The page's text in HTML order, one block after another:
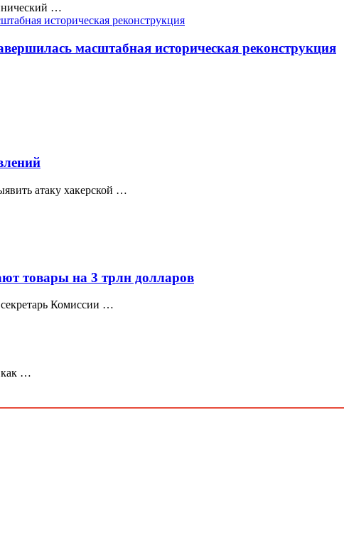
…
масштабная историческая реконструкция
атаку хакерской …
товары на 3 трлн долларов
Комиссии …
как …